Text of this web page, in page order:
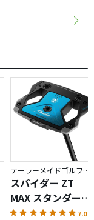
テーラーメイドゴルフ／Spider ZT
スパイダー ZT
MAX スタンダード
パター
7.0